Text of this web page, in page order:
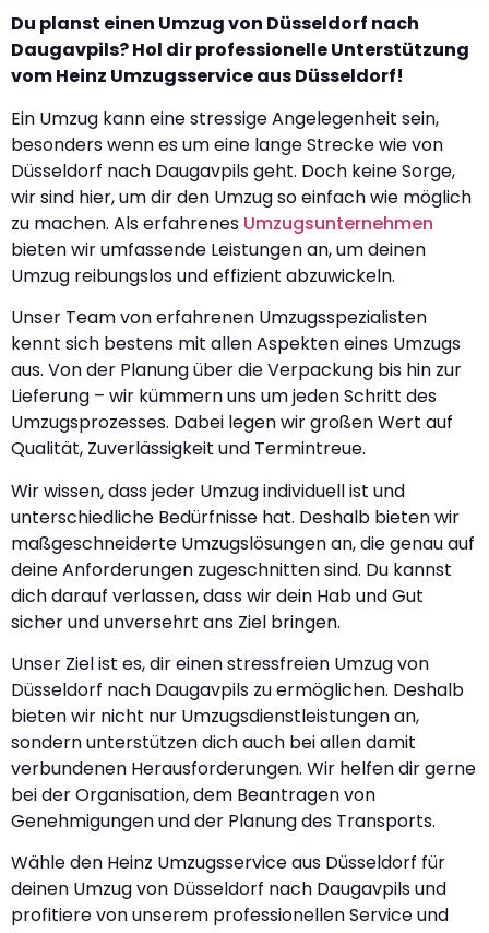
Du planst einen Umzug von Düsseldorf nach
Daugavpils? Hol dir professionelle Unterstützung
vom Heinz Umzugsservice aus Düsseldorf!
Ein Umzug kann eine stressige Angelegenheit sein,
besonders wenn es um eine lange Strecke wie von
Düsseldorf nach Daugavpils geht. Doch keine Sorge,
wir sind hier, um dir den Umzug so einfach wie möglich
zu machen. Als erfahrenes Umzugsunternehmen
bieten wir umfassende Leistungen an, um deinen
Umzug reibungslos und effizient abzuwickeln.
Unser Team von erfahrenen Umzugsspezialisten
kennt sich bestens mit allen Aspekten eines Umzugs
aus. Von der Planung über die Verpackung bis hin zur
Lieferung – wir kümmern uns um jeden Schritt des
Umzugsprozesses. Dabei legen wir großen Wert auf
Qualität, Zuverlässigkeit und Termintreue.
Wir wissen, dass jeder Umzug individuell ist und
unterschiedliche Bedürfnisse hat. Deshalb bieten wir
maßgeschneiderte Umzugslösungen an, die genau auf
deine Anforderungen zugeschnitten sind. Du kannst
dich darauf verlassen, dass wir dein Hab und Gut
sicher und unversehrt ans Ziel bringen.
Unser Ziel ist es, dir einen stressfreien Umzug von
Düsseldorf nach Daugavpils zu ermöglichen. Deshalb
bieten wir nicht nur Umzugsdienstleistungen an,
sondern unterstützen dich auch bei allen damit
verbundenen Herausforderungen. Wir helfen dir gerne
bei der Organisation, dem Beantragen von
Genehmigungen und der Planung des Transports.
Wähle den Heinz Umzugsservice aus Düsseldorf für
deinen Umzug von Düsseldorf nach Daugavpils und
profitiere von unserem professionellen Service und